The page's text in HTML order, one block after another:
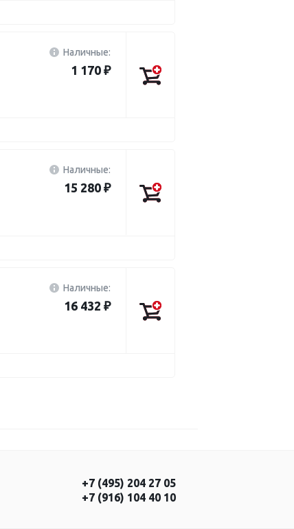
Наличные:
1 170 ₽
Наличные:
15 280 ₽
Наличные:
16 432 ₽
+7 (495) 204 27 05
+7 (916) 104 40 10